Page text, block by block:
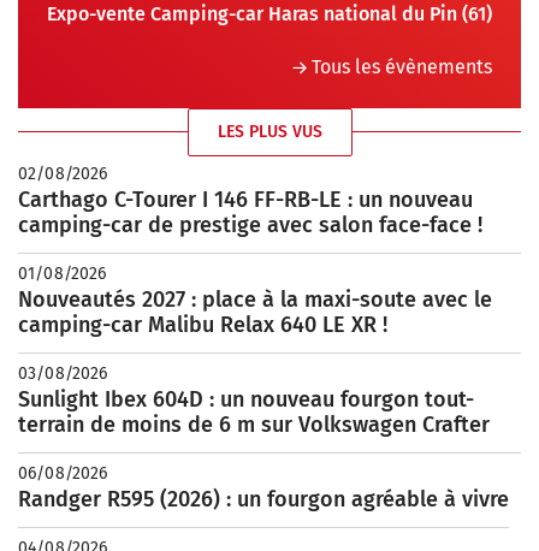
Expo-vente Camping-car Haras national du Pin (61)
Tous les évènements
LES PLUS VUS
02/08/2026
Carthago C-Tourer I 146 FF-RB-LE : un nouveau
camping-car de prestige avec salon face-face !
01/08/2026
Nouveautés 2027 : place à la maxi-soute avec le
camping-car Malibu Relax 640 LE XR !
03/08/2026
Sunlight Ibex 604D : un nouveau fourgon tout-
terrain de moins de 6 m sur Volkswagen Crafter
06/08/2026
Randger R595 (2026) : un fourgon agréable à vivre